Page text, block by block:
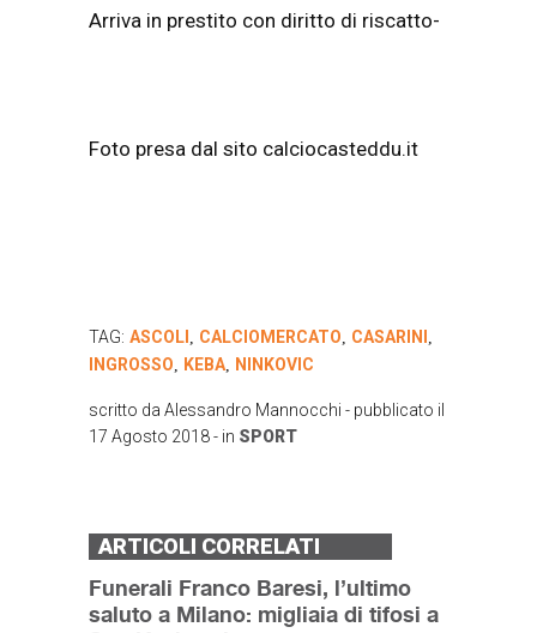
Arriva in prestito con diritto di riscatto-
Foto presa dal sito calciocasteddu.it
TAG: ASCOLI , CALCIOMERCATO, CASARINI ,
INGROSSO, KEBA, NINKOVIC
scritto da Alessandro Mannocchi - pubblicato il
17 Agosto 2018- in SPORT
ARTICOLI CORRELATI
Funerali Franco Baresi, l’ultimo
saluto a Milano: migliaia di tifosi a